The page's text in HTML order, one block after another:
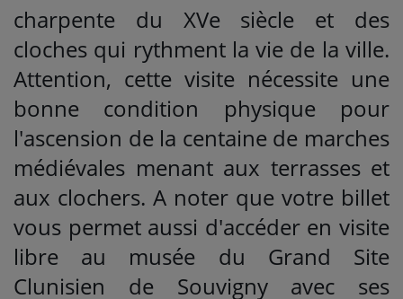
charpente du XVe siècle et des
cloches qui rythment la vie de la ville.
Attention, cette visite nécessite une
bonne condition physique pour
l'ascension de la centaine de marches
médiévales menant aux terrasses et
aux clochers. A noter que votre billet
vous permet aussi d'accéder en visite
libre au musée du Grand Site
Clunisien de Souvigny avec ses